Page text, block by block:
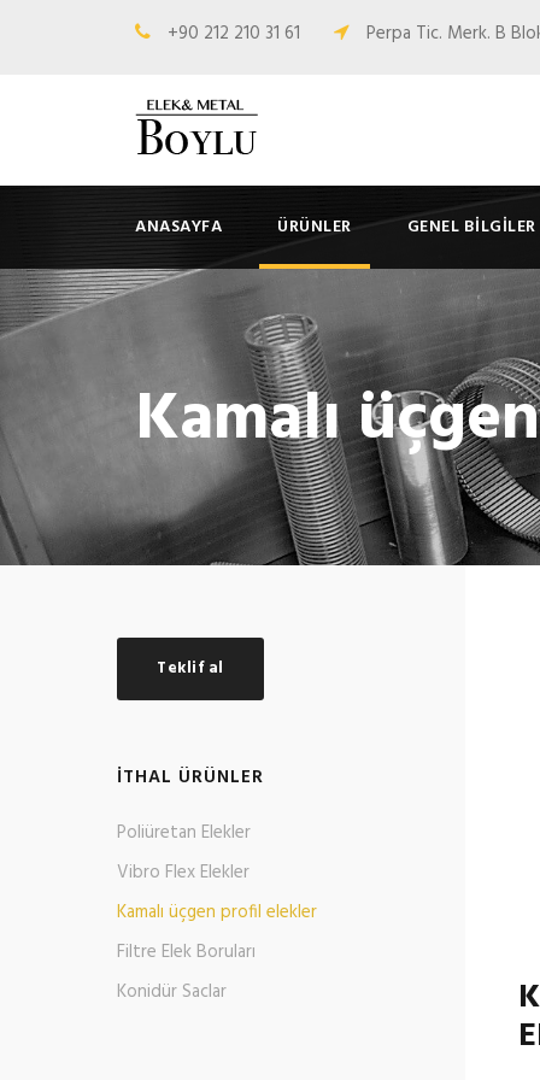
+90 212 210 31 61 Perpa Tic. Merk. B
ANASAYFA ÜRÜNLER GENEL BILGILER
Kamalı
Teklif al
İTHAL ÜRÜNLER
Poliüretan Elekler
Vibro Flex Elekler
Kamalı üçgen profil elekler
Filtre Elek Boruları
Konidür Saclar